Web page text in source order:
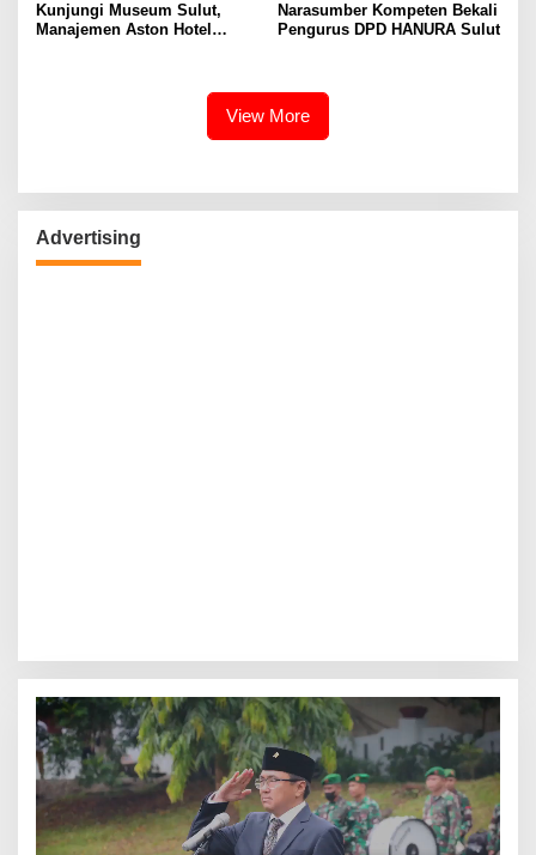
Kunjungi Museum Sulut,
Manajemen Aston Hotel
Narasumber Kompeten Bekali
Pengurus DPD HANURA Sulut
View More
Advertising